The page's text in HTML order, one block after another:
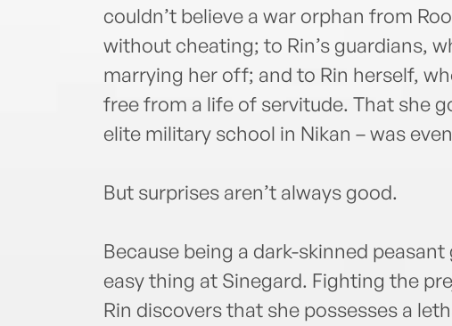
couldn’t believe a war orphan from
without cheating; to Rin’s guardians,
marrying her off; and to Rin herself,
free from a life of servitude. That she
elite military school in Nikan – was
But surprises aren’t always good.
Because being a dark-skinned
easy thing at Sinegard. Fighting the
Rin discovers that she possesses a